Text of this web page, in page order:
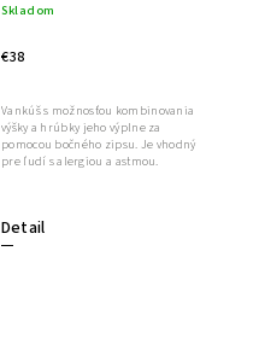
Skladom
€38
Detail
Vankúš s možnosťou kombinovania
výšky a hrúbky jeho výplne za
pomocou bočného zipsu. Je vhodný
pre ľudí s alergiou a astmou.